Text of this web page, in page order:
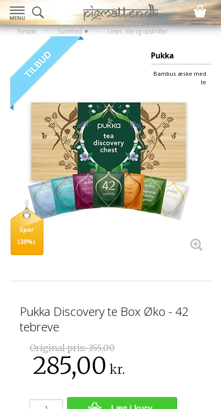
Forside > Sundhed ▼ >
Urter, the og opskrifter
The
Pukka
Bambus æske med
te
Spar
(20%)
Pukka Discovery te Box Øko - 42
tebreve
Original pris:355,00
285,00 kr.